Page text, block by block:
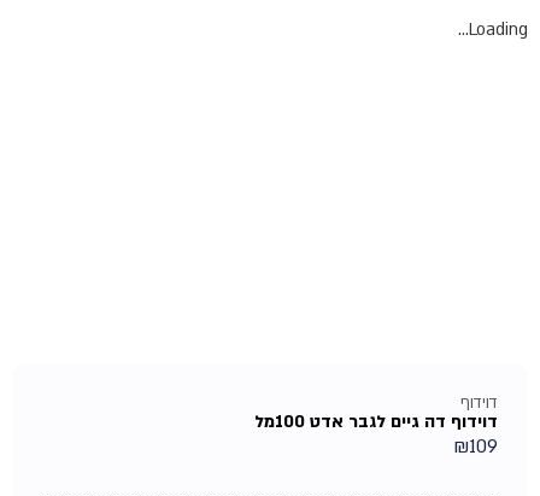
Loading...
דוידוף
דוידוף דה גיים לגבר אדט 100מל
₪109